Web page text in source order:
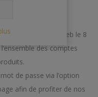
jour de notre site web le 8
des comptes
de passe via l’option
afin de profiter de nos